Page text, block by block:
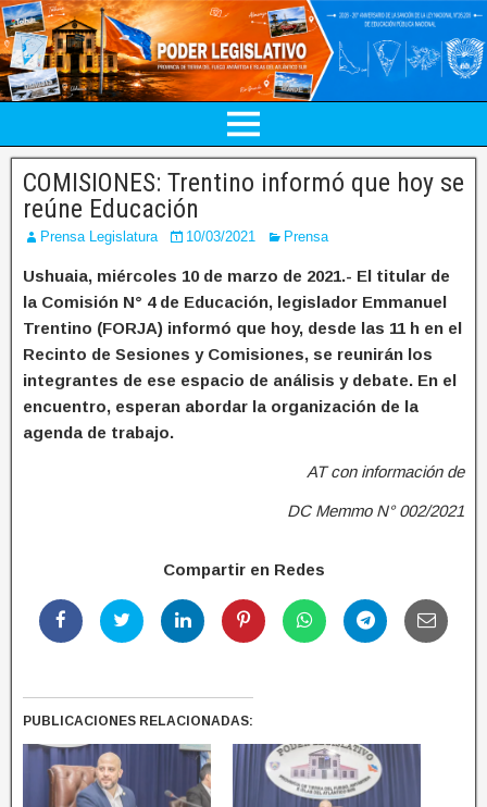
COMISIONES: Trentino informó que hoy se
reúne Educación
Prensa Legislatura 10/03/2021 Prensa
Ushuaia, miércoles 10 de marzo de 2021.- El titular de
la Comisión N° 4 de Educación, legislador Emmanuel
Trentino (FORJA) informó que hoy, desde las 11 h en el
Recinto de Sesiones y Comisiones, se reunirán los
integrantes de ese espacio de análisis y debate. En el
encuentro, esperan abordar la organización de la
agenda de trabajo.
AT con información de
DC Memmo N° 002/2021
Compartir en Redes
PUBLICACIONES RELACIONADAS: